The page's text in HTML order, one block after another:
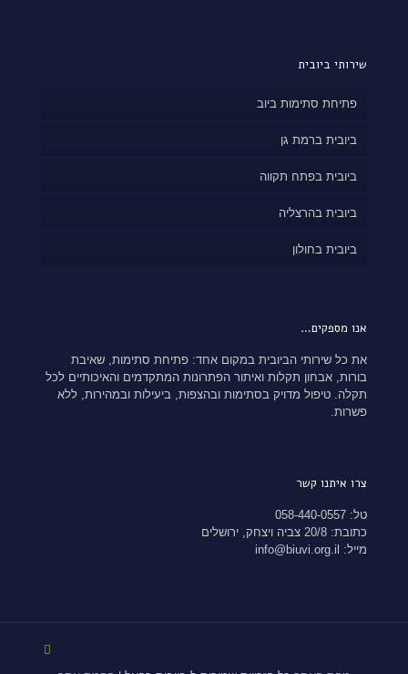
שירותי ביובית
פתיחת סתימות ביוב
ביובית ברמת גן
ביובית בפתח תקווה
ביובית בהרצליה
ביובית בחולון
אנו מספקים…
את כל שירותי הביובית במקום אחד: פתיחת סתימות, שאיבת
בורות, אבחון תקלות ואיתור הפתרונות המתקדמים והאיכותיים לכל
תקלה. טיפול מדויק בסתימות ובהצפות, ביעילות ובמהירות, ללא
פשרות.
צרו איתנו קשר
טל: 058-440-0557
כתובת: 20/8 צביה ויצחק, ירושלים
מייל: info@biuvi.org.il